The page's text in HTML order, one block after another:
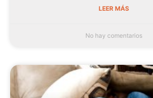
LEER MÁS
No hay comentarios